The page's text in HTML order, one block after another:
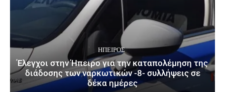
ΉΠΕΙΡΟΣ
Έλεγχοι στην Ήπειρο για την καταπολέμηση της
διάδοσης των ναρκωτικών -8- συλλήψεις σε
δέκα ημέρες